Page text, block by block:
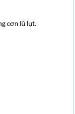
cơn lũ lụt.